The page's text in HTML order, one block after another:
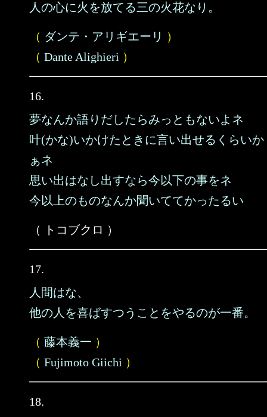
人の心に火を放てる三の火花なり。
（ ダンテ・アリギエーリ ）
（ Dante Alighieri ）
16.
夢なんか語りだしたらみっともないよネ
叶(かな)いかけたときに言い出せるくらいか
ぁネ
思い出はなし出すなら今以下の事をネ
今以上のものなんか聞いててかったるい
（ トコブクロ ）
17.
人間はな、
他の人を喜ばすつうことをやるのが一番。
（ 藤本義一 ）
（ Fujimoto Giichi ）
18.